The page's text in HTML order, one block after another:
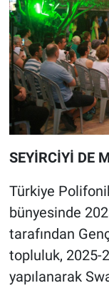
SEYİRCİYİ DE
Türkiye
bünyesinde
tarafından
topluluk, 2025-
yapılanarak